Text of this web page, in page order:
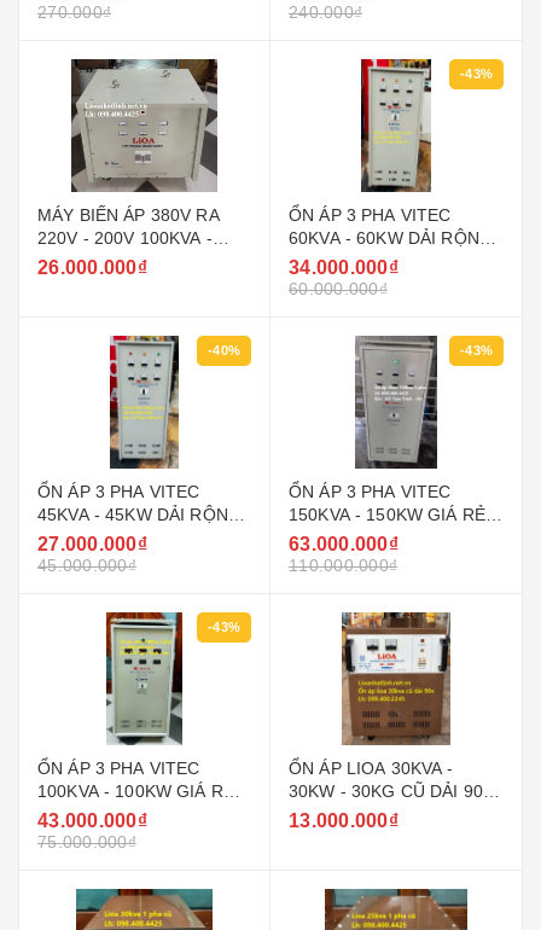
270.000₫ 240.000₫
MÁY BIẾN ÁP 380V RA
220V - 200V 100KVA -
100KW LIOA
26.000.000₫
-43%
ỔN ÁP 3 PHA VITEC
60KVA - 60KW DẢI RỘNG
160V - 430V ( 90V - 250V )
GIÁ RẺ
34.000.000₫
60.000.000₫
-40%
ỔN ÁP 3 PHA VITEC
45KVA - 45KW DẢI RỘNG
160V - 430V ( 90V - 250V )
GIÁ RẺ
27.000.000₫
45.000.000₫
-43%
ỔN ÁP 3 PHA VITEC
150KVA - 150KW GIÁ RẺ
NHẤT THỊ TRƯỜNG
63.000.000₫
110.000.000₫
-43%
ỔN ÁP 3 PHA VITEC
100KVA - 100KW GIÁ RẺ
NHẤT THỊ TRƯỜNG
43.000.000₫
75.000.000₫
ỔN ÁP LIOA 30KVA -
30KW - 30KG CŨ DẢI 90V
~ 250V MODEL DRI -
13.000.000₫